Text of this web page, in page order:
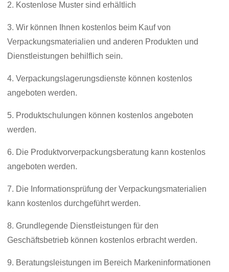
2. Kostenlose Muster sind erhältlich
3. Wir können Ihnen kostenlos beim Kauf von
Verpackungsmaterialien und anderen Produkten und
Dienstleistungen behilflich sein.
4. Verpackungslagerungsdienste können kostenlos
angeboten werden.
5. Produktschulungen können kostenlos angeboten
werden.
6. Die Produktvorverpackungsberatung kann kostenlos
angeboten werden.
7. Die Informationsprüfung der Verpackungsmaterialien
kann kostenlos durchgeführt werden.
8. Grundlegende Dienstleistungen für den
Geschäftsbetrieb können kostenlos erbracht werden.
9. Beratungsleistungen im Bereich Markeninformationen